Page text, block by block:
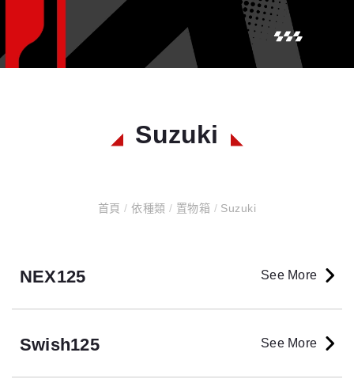
Suzuki
首頁/ 依種類 / 置物箱 / Suzuki
NEX125 See More
Swish125 See More